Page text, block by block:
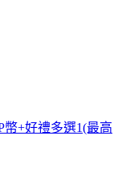
幣+好禮多選1(最高